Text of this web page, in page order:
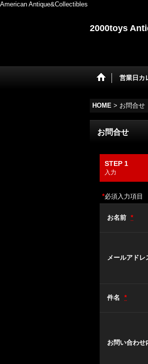
American Antique&Collectibles
2000toys
営業日カ
HOME > お問合せ
お問合せ
STEP 1
入力
*必須入力項目
お名前 *
メールアドレ
件名 *
お問い合わせ